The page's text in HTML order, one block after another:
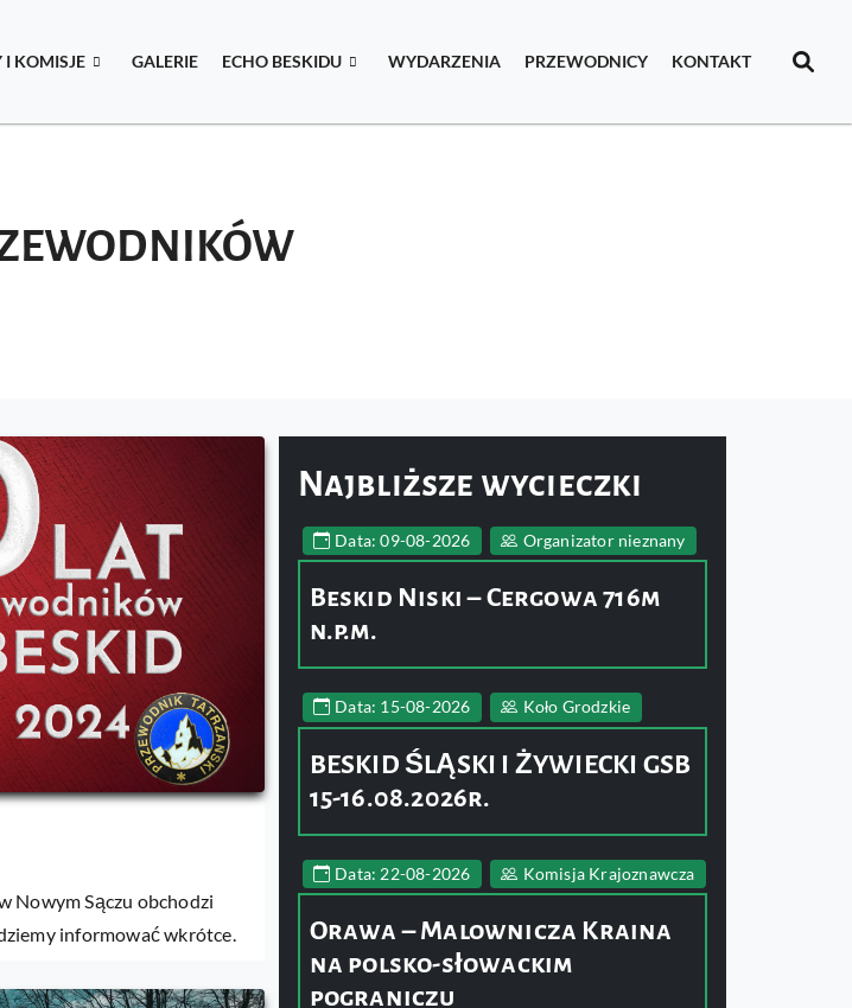
I KOMISJE GALERIE ECHO BESKIDU WYDARZENIA PRZEWODNICY KONTAKT
Nowym Sączu obchodzi
informować wkrótce.
Najbliższe wycieczki
Data: 09-08-2026 Organizator nieznany
Beskid Niski – Cergowa 716m
n.p.m.
Data: 15-08-2026 Koło Grodzkie
BESKID ŚLĄSKI I ŻYWIECKI GSB
15-16.08.2026r.
Data: 22-08-2026 Komisja Krajoznawcza
Orawa – Malownicza Kraina
na polsko-słowackim
pograniczu